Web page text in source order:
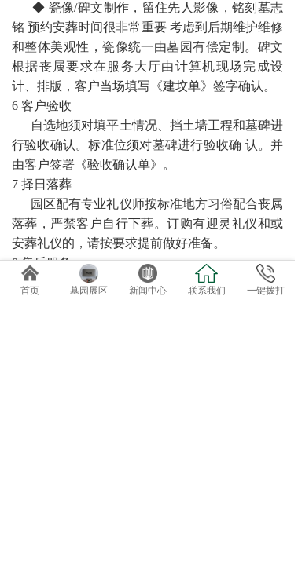
◆ 瓷像/碑文制作，留住先人影像，铭刻墓志
铭 预约安葬时间很非常重要 考虑到后期维护维修
和整体美观性，瓷像统一由墓园有偿定制。碑文
根据丧属要求在服务大厅由计算机现场完成设
计、排版，客户当场填写《建坟单》签字确认。
6 客户验收
自选地须对填平土情况、挡土墙工程和墓碑进
行验收确认。标准位须对墓碑进行验收确 认。并
由客户签署《验收确认单》。
7 择日落葬
园区配有专业礼仪师按标准地方习俗配合丧属
落葬，严禁客户自行下葬。订购有迎灵礼仪和或
安葬礼仪的，请按要求提前做好准备。
8 售后服务
园区可提供诸如代客祭扫、管家服务、墓碑翻
首页 墓园展区 新闻中心 联系我们 一键拨打